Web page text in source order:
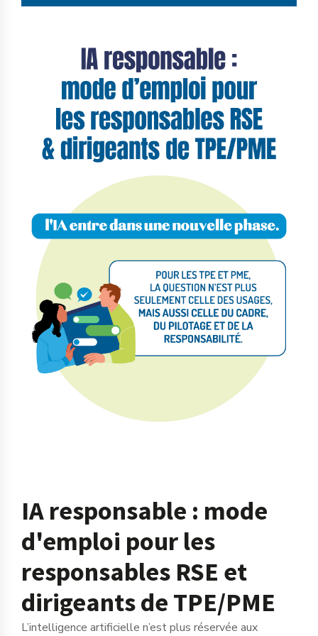
IA responsable : mode
d'emploi pour les
responsables RSE et
dirigeants de TPE/PME
L’intelligence artificielle n’est plus réservée aux